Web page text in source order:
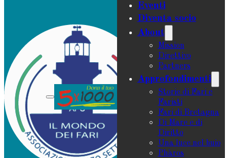
Eventi
Diventa socio
About
Mission
Direttivo
Partners
Approfondimenti
Storie di Fari e
Faristi
Fari di Bretagna
Di Mare e di
Diritto
Una luce nel buio
Phàros